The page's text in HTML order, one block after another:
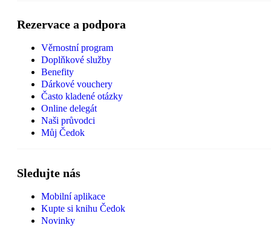
Rezervace a podpora
Věrnostní program
Doplňkové služby
Benefity
Dárkové vouchery
Často kladené otázky
Online delegát
Naši průvodci
Můj Čedok
Sledujte nás
Mobilní aplikace
Kupte si knihu Čedok
Novinky